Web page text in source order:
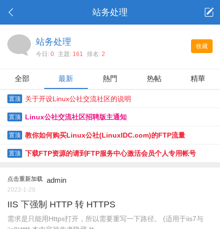
站务处理
收藏
站务处理
今日: 0 主題: 161 排名: 2
全部 最新 熱門 热帖 精華
置顶 关于开设Linux公社交流社区的说明
置顶 Linux公社交流社区招聘版主通知
置顶 教你如何购买Linux公社(LinuxIDC.com)的FTP流量
置顶 下载FTP资源的请到FTP服务中心激活会员个人专用帐号
点击重新加载 admin
2023-1-29
IIS 下强制 HTTP 转 HTTPS
需求是只能用Https打开，所以需要重写一下路径。 (适用于iis7与